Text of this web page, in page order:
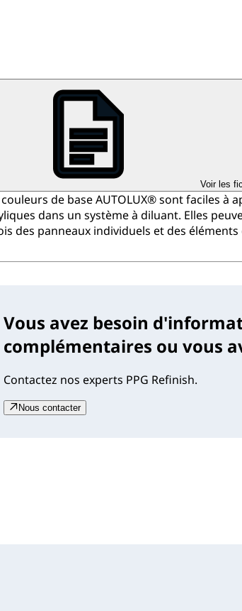
Voir les
couleurs de base AUTOLUX® sont faciles à
dans un système à diluant. Elles
des panneaux individuels et des
Vous avez besoin
complémentaires ou vous
Contactez nos experts PPG Refinish.
Nous contacter